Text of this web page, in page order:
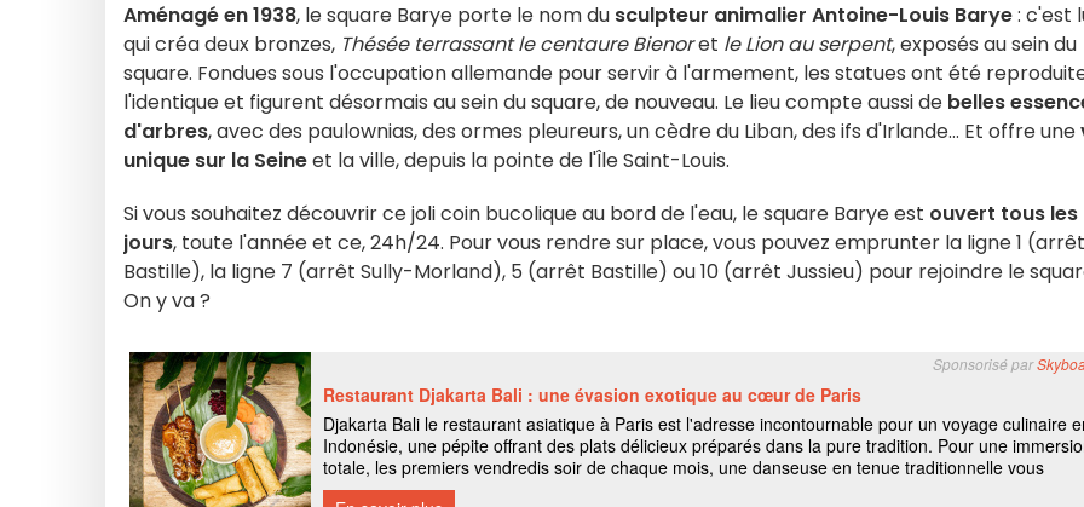
Aménagé en 1938, le square Barye porte le nom du sculpteur animalier Antoine-Louis Barye: c'est
qui créa deux bronzes, Thésée terrassant le centaure Bienoret le Lion au serpent, exposés au sein du
square. Fondues sous l'occupation allemande pour servir à l'armement, les statues ont été
l'identique et figurent désormais au sein du square, de nouveau. Le lieu compte aussi de belles
d'arbres, avec des paulownias, des ormes pleureurs, un cèdre du Liban, des ifs d'Irlande... Et offre une
unique sur la Seineet la ville, depuis la pointe de l'Île Saint-Louis.
Si vous souhaitez découvrir ce joli coin bucolique au bord de l'eau, le square Barye est ouvert tous les
jours, toute l'année et ce, 24h/24. Pour vous rendre sur place, vous pouvez emprunter la ligne 1 (arrêt
Bastille), la ligne 7 (arrêt Sully-Morland), 5 (arrêt Bastille) ou 10 (arrêt Jussieu) pour rejoindre le
On y va ?